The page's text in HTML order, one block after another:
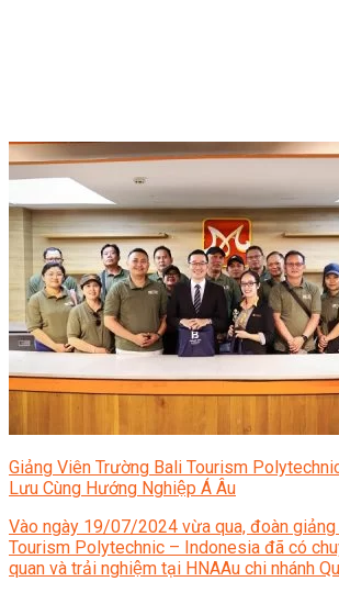
Giảng Viên Trường Bali Tourism
Lưu Cùng Hướng Nghiệp Á Âu
Vào ngày 19/07/2024 vừa qua, đoàn
Tourism Polytechnic – Indonesia đã có
quan và trải nghiệm tại HNAAu chi nhánh